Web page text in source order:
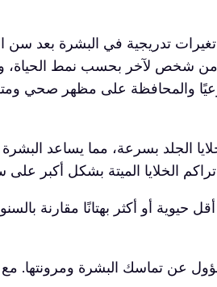
تدريجية في البشرة بعد سن
شخص لآخر بحسب نمط الحياة،
وعيًا والمحافظة على مظهر صحي
الجلد بسرعة، مما يساعد البشرة
الخلايا الميتة بشكل أكبر
حيوية أو أكثر بهتانًا مقارنة
عن تماسك البشرة ومرونتها. مع